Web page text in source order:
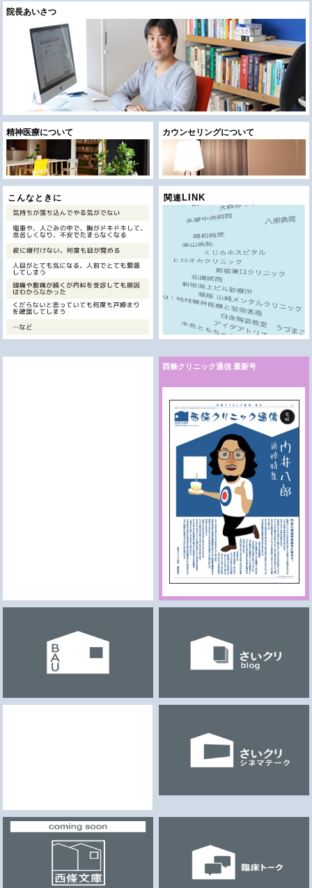
8月9日（日）から17日（月）は、夏期休診となっております。ご了承下さい。
2025.09.29
ブログを更新しました。＜当直勤務終了にあたって＞
2025.08.26
ブログを更新しました。＜西條クリニック 出張講演レポート（都立新島高校）＞
2024.04.20
2024年4月17日より、キャッシュレス決済がご利用頂けるようになりました。
2023.06.04
LOOP.Vol13 に拙文を載せていただきました。或る終焉 の映画評です。
院長あいさつ
精神医療について カウンセリングについて
こんなときに 関連 LINK
西條クリニック通信 最新号